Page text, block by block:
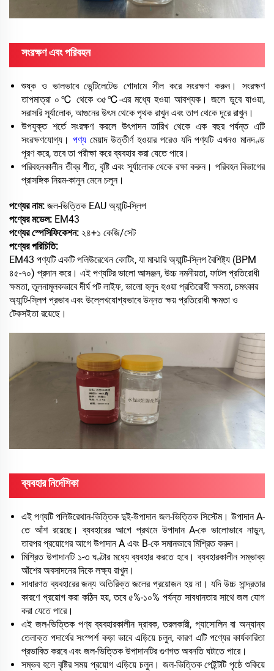
সংরক্ষণ এবং পরিবহন
শুষ্ক ও ভালভাবে ভেন্টিলেটেড গোদামে সীল করে সংরক্ষণ করুন। সংরক্ষণ
তাপমাত্রা ০℃ থেকে ৩৫℃-এর মধ্যে হওয়া আবশ্যক। জলে ডুবে যাওয়া,
সরাসরি সূর্যালোক, আগুনের উৎস থেকে পৃথক রাখুন এবং তাপ থেকে দূরে রাখুন।
উপযুক্ত শর্তে সংরক্ষণ করলে উৎপাদন তারিখ থেকে এক বছর পর্যন্ত এটি
সংরক্ষণযোগ্য। পণ্য মেয়াদ উত্তীর্ণ হওয়ার পরেও যদি পণ্যটি এখনও মানদণ্ড
পূরণ করে, তবে তা পরীক্ষা করে ব্যবহার করা যেতে পারে।
পরিবহনকালীন তীব্র শীত, বৃষ্টি এবং সূর্যালোক থেকে রক্ষা করুন। পরিবহন বিভাগের
প্রাসঙ্গিক নিয়ম-কানুন মেনে চলুন।
পণ্যের নাম: জল-ভিত্তিক EAU অ্যান্টি-স্লিপ
পণ্যের মডেল: EM43
পণ্যের স্পেসিফিকেশন: ২৪+১ কেজি/সেট
পণ্যের পরিচিতি:
EM43 পণ্যটি একটি পলিউরেথেন কোটিং, যা মাঝারি অ্যান্টি-স্লিপ বৈশিষ্ট্য (BPM
৪৫-৭০) প্রদান করে। এই পণ্যটির ভালো আসঞ্জন, উচ্চ নমনীয়তা, ফাটল প্রতিরোধী
ক্ষমতা, তুলনামূলকভাবে দীর্ঘ পট লাইফ, ভালো হলুদ হওয়া প্রতিরোধী ক্ষমতা, চমৎকার
অ্যান্টি-স্লিপ প্রভাব এবং উল্লেখযোগ্যভাবে উন্নত ক্ষয় প্রতিরোধী ক্ষমতা ও
টেকসইতা রয়েছে।
ব্যবহার নির্দেশিকা
এই পণ্যটি পলিউরেথান-ভিত্তিক দুই-উপাদান জল-ভিত্তিক সিস্টেম। উপাদান A-
তে আঁশ রয়েছে। ব্যবহারের আগে প্রথমে উপাদান A-কে ভালোভাবে নাড়ুন,
তারপর প্রয়োগের আগে উপাদান A এবং B-কে সমানভাবে মিশ্রিত করুন।
মিশ্রিত উপাদানটি ১-৩ ঘণ্টার মধ্যে ব্যবহার করতে হবে। ব্যবহারকালীন সম্ভাব্য
আঁশের অবসাদনের দিকে লক্ষ্য রাখুন।
সাধারণত ব্যবহারের জন্য অতিরিক্ত জলের প্রয়োজন হয় না। যদি উচ্চ সান্দ্রতার
কারণে প্রয়োগ করা কঠিন হয়, তবে ৫%-১০% পর্যন্ত সাবধানতার সাথে জল যোগ
করা যেতে পারে।
এই জল-ভিত্তিক পণ্য ব্যবহারকালীন দ্রাবক, তরলকারী, গ্যাসোলিন বা অন্যান্য
তেলাক্ত পদার্থের সংস্পর্শ কড়া ভাবে এড়িয়ে চলুন, কারণ এটি পণ্যের কার্যকারিতা
প্রভাবিত করবে এবং জল-ভিত্তিক উপাদানটির গুণগত অবনতি ঘটাতে পারে।
সম্ভব হলে বৃষ্টির সময় প্রয়োগ এড়িয়ে চলুন। জল-ভিত্তিক পেইন্টটি পৃষ্ঠে শুকিয়ে